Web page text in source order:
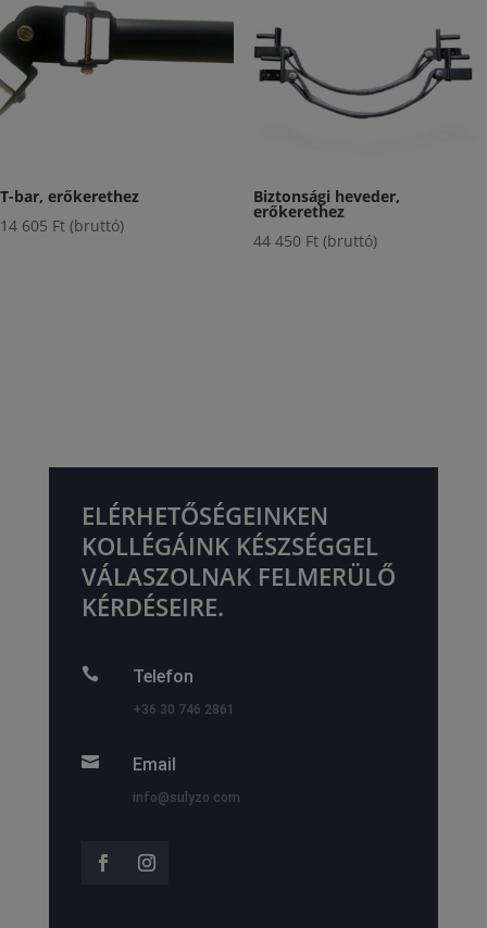
T-bar, erőkerethez
14 605 Ft (bruttó)
Biztonsági heveder,
erőkerethez
44 450 Ft (bruttó)
ELÉRHETŐSÉGEINKEN
KOLLÉGÁINK KÉSZSÉGGEL
VÁLASZOLNAK FELMERÜLŐ
KÉRDÉSEIRE.
 Telefon
+36 30 746 2861
 Email
info@sulyzo.com